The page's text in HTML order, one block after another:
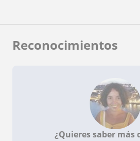
Reconocimientos
¿Quieres saber más